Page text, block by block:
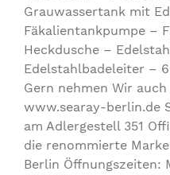
Grauwassertank mit
Fäkalientankpumpe –
Heckdusche –
Edelstahlbadeleiter –
Gern nehmen Wir
www.searay-berlin.de
am Adlergestell 351
die renommierte
Berlin Öffnungszeiten: